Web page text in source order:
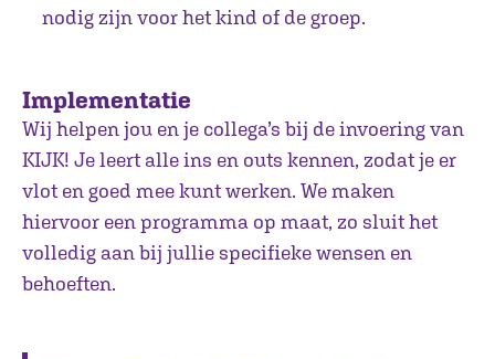
nodig zijn voor het kind of de groep.
Implementatie
Wij helpen jou en je collega’s bij de invoering van
KIJK! Je leert alle ins en outs kennen, zodat je er
vlot en goed mee kunt werken. We maken
hiervoor een programma op maat, zo sluit het
volledig aan bij jullie specifieke wensen en
behoeften.